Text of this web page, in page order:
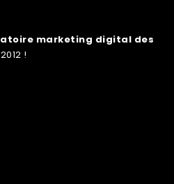
marketing digital des
!